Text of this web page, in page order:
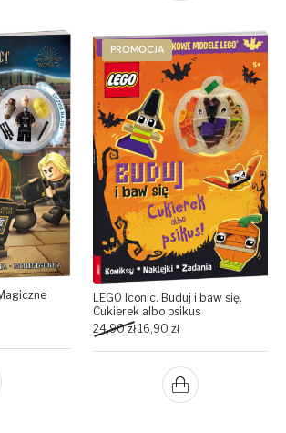
PROMOCJA
LEGO Iconic. Buduj i baw się.
Cukierek albo psikus
24,90zł Original price was: 24,90 zł.
16,90 złCurrent price is: